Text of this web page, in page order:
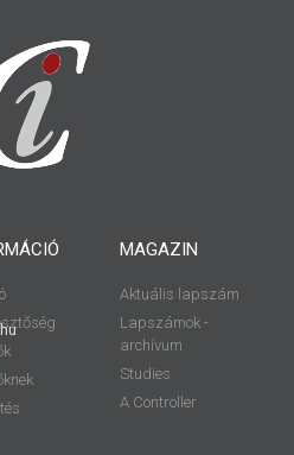
MAGAZIN
Aktuális lapszám
Lapszámok -
archívum
Studies
A Controller